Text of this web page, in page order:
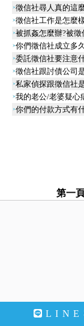
徵信社尋人真的這
徵信社工作是怎麼
被抓姦怎麼辦?被
你們徵信社成立多
委託徵信社要注意
徵信社跟討債公司
私家偵探跟徵信社
我的老公/老婆疑心
你們的付款方式有
第一
LINE